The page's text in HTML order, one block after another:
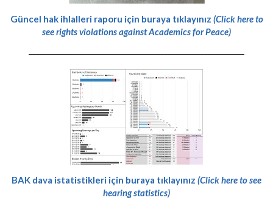
Güncel hak ihlalleri raporu için buraya tıklayınız (Click here to
see rights violations against Academics for Peace)
-----------------------------------------------------------
BAK dava istatistikleri için buraya tıklayınız (Click here to see
hearing statistics)